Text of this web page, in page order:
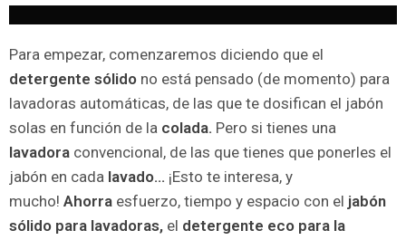
Para empezar, comenzaremos diciendo que el
detergente sólido no está pensado (de momento) para
lavadoras automáticas, de las que te dosifican el jabón
solas en función de la colada. Pero si tienes una
lavadora convencional, de las que tienes que ponerles el
jabón en cada lavado… ¡Esto te interesa, y
mucho! Ahorra esfuerzo, tiempo y espacio con el jabón
sólido para lavadoras, el detergente eco para la